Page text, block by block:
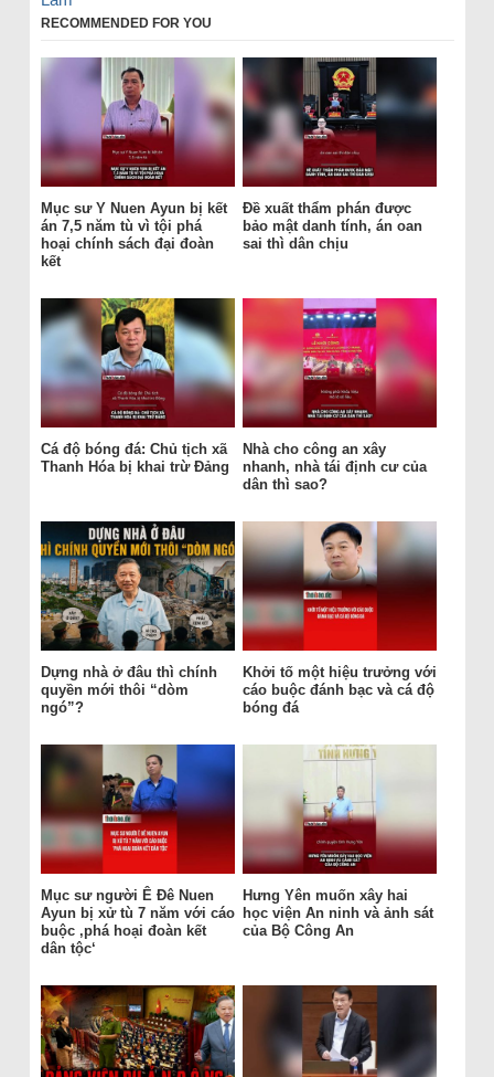
RECOMMENDED FOR YOU
Mục sư Y Nuen Ayun bị kết
án 7,5 năm tù vì tội phá
hoại chính sách đại đoàn
kết
Đề xuất thẩm phán được
bảo mật danh tính, án oan
sai thì dân chịu
Cá độ bóng đá: Chủ tịch xã
Thanh Hóa bị khai trừ Đảng
Nhà cho công an xây
nhanh, nhà tái định cư của
dân thì sao?
Dựng nhà ở đâu thì chính
quyền mới thôi “dòm
ngó”?
Khởi tố một hiệu trưởng với
cáo buộc đánh bạc và cá độ
bóng đá
Mục sư người Ê Đê Nuen
Ayun bị xử tù 7 năm với cáo
buộc ‚phá hoại đoàn kết
dân tộc‘
Hưng Yên muốn xây hai
học viện An ninh và ảnh sát
của Bộ Công An